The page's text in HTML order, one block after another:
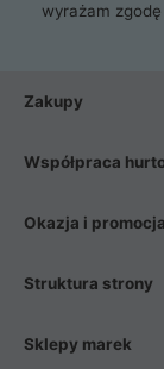
wyrażam
Zakupy
Współpraca
Okazja i promocja
Struktura strony
Sklepy marek